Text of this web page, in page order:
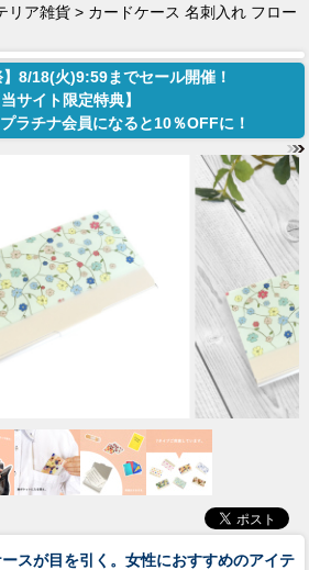
リア雑貨 > カードケース 名刺入れ フロー
】8/18(火)9:59までセール開催！
当サイト限定特典】
ラチナ会員になると10％OFFに！
スが目を引く。女性におすすめのアイテ